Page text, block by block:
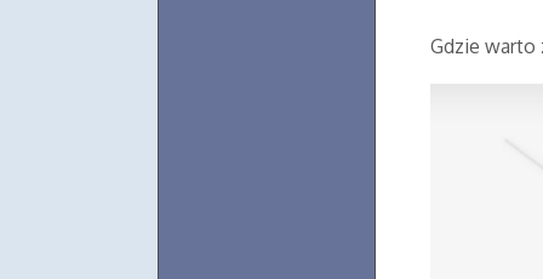
Gdzie warto